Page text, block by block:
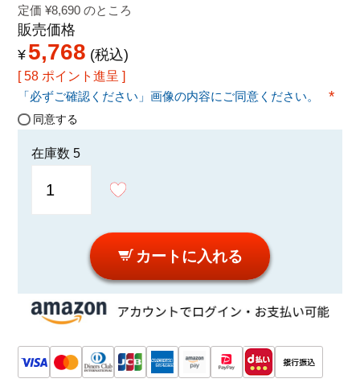
定価 ¥8,690 のところ
販売価格
¥ 5,768 税込
58 ポイント進呈 ]
「必ずご確認ください」画像の内容にご同意ください。
同意する
在庫数 5
カートに入れる